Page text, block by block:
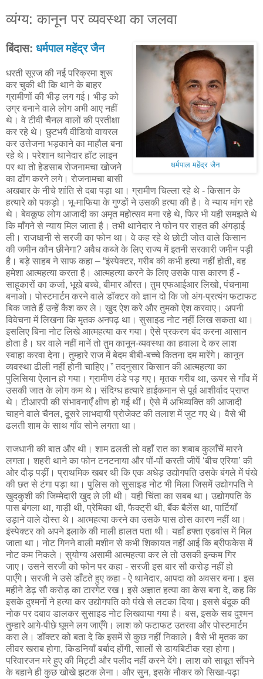
व्यंग्य: कानून पर व्यवस्था का जलवा
धर्मपाल महेंद्र जैन
बिंदास: धर्मपाल महेंद्र जैन
धरती सूरज की नई परिक्रमा शुरू
कर चुकी थी कि थाने के बाहर
ग्रामीणों की भीड़ लग गई। भीड़ को
उग्र बनाने वाले लोग अभी आए नहीं
थे। वे टीवी चैनल वालों की प्रतीक्षा
कर रहे थे। छुटभयै वीडियो वायरल
कर उत्तेजना भड़काने का माहौल बना
रहे थे। परेशान थानेदार हॉट लाइन
पर था तो हेडसाब रोजनामचा खोजने
का ढोंग करने लगे। रोजनामचा बासी
अखबार के नीचे शांति से दबा पड़ा था। ग्रामीण चिल्ला रहे थे - किसान के
हत्यारे को पकड़ो। भू-माफिया के गुण्डों ने उसकी हत्या की है। वे न्याय मांग रहे
थे। बेवकूफ लोग आजादी का अमृत महोत्सव मना रहे थे, फिर भी यही समझते थे
कि माँगने से न्याय मिल जाता है। तभी थानेदार ने फोन पर राहत की अंगड़ाई
ली। राजधानी से सरजी का फोन था। वे कह रहे थे छोटी जोत वाले किसान
की जमीन कौन छीनेगा? अवैध कब्जे के लिए राज्य में इतनी सरकारी जमीन पड़ी
है। बड़े साहब ने साफ कहा – “इंस्पेक्टर, गरीब की कभी हत्या नहीं होती, वह
हमेशा आत्महत्या करता है। आत्महत्या करने के लिए उसके पास कारण हैं -
साहूकारों का कर्जा, भूखे बच्चे, बीमार औरत। तुम एफआईआर लिखो, पंचनामा
बनाओ। पोस्टमार्टम करने वाले डॉक्टर को ज्ञान दो कि जो अंग-प्रत्यंग फटाफट
बिक जाते हैं उन्हें कैश कर ले। खुद ऐश करे और तुमको ऐश करवाए। अपनी
विवेचना में लिखना कि मृतक अनपढ़ था। सुसाइड नोट नहीं लिख सकता था।
इसलिए बिना नोट लिखे आत्महत्या कर गया। ऐसे प्रकरण बंद करना आसान
होता है। घर वाले नहीं मानें तो तुम कानून-व्यवस्था का हवाला दे कर लाश
स्वाहा करवा देना। तुम्हारे राज में बेदम बीबी-बच्चे कितना दम मारेंगे। कानून
व्यवस्था ढीली नहीं होनी चाहिए।” तदनुसार किसान की आत्महत्या का
पुलिसिया ऐलान हो गया। ग्रामीण ठंडे पड़ गए। मृतक गरीब था, ऊपर से गाँव में
उसकी जात के लोग कम थे। संदिग्ध हत्यारे हाईकमान से पूर्व आशीर्वाद प्राप्त
थे। टीआरपी की संभावनाएँ क्षीण हो गई थीं। ऐसे में अभिव्यक्ति की आजादी
चाहने वाले चैनल, दूसरे लाभदायी प्रोजेक्ट की तलाश में जुट गए थे। वैसे भी
ढलती शाम के साथ गाँव सोने लगता था।
राजधानी की बात और थी। शाम ढलती तो वहाँ रात का शबाब कुलाँचें मारने
लगता। शहरी थाने का फोन टनटनाया और पों-पों करती जीपें ‘बीच एरिया’ की
ओर दौड़ पड़ीं। प्राथमिक खबर थी कि एक अधेड़ उद्योगपति उसके बंगले में पंखे
की छत से टंगा पड़ा था। पुलिस को सुसाइड नोट भी मिला जिसमें उद्योगपति ने
खुदकुशी की जिम्मेदारी खुद ले ली थी। यही चिंता का सबब था। उद्योगपति के
पास बंगला था, गाड़ी थी, प्रेमिका थी, फैक्ट्री थी, बैंक बैलेंस था, पार्टियाँ
उड़ाने वाले दोस्त थे। आत्महत्या करने का उसके पास ठोस कारण नहीं था।
इंस्पेक्टर को अपने इलाके की माली हालत पता थी। यहाँ हफ्ता एडवांस में मिल
जाता था। नोट गिनने वाली मशीन से कभी शिकायत नहीं आई कि ब्रीफकेस में
नोट कम निकले। सुयोग्य असामी आत्महत्या कर ले तो उसकी इन्कम गिर
जाए। उसने सरजी को फोन पर कहा - सरजी इस बार सौ करोड़ नहीं हो
पाएँगे। सरजी ने उसे डाँटते हुए कहा - ऐ थानेदार, आपदा को अवसर बना। इस
महीने डेढ़ सौ करोड़ का टारगेट रख। इसे अज्ञात हत्या का केस बना दे, कह कि
इसके दुश्मनों ने हत्या कर उद्योगपति को पंखे से लटका दिया। इससे बंदूक की
नोक पर दबाव डालकर सुसाइड नोट लिखवाया गया है। बस, इसके सब दुश्मन
तुम्हारे आगे-पीछे घूमने लग जाएँगे। लाश को फटाफट उतरवा और पोस्टमार्टम
करा ले। डॉक्टर को बता दे कि इसमें से कुछ नहीं निकाले। वैसे भी मृतक का
लीवर खराब होगा, किडनियाँ बर्बाद होंगी, सालों से डायबिटीक रहा होगा।
परिवारजन मरे हुए की मिट्टी और पलीद नहीं करने देंगे। लाश को साबूत सौंपने
के बहाने ही कुछ खोखे झटक लेना। और सुन, इसके नौकर को सिखा-पढ़ा